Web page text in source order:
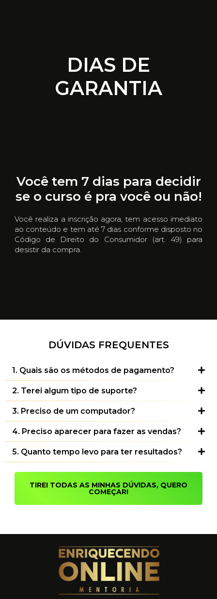
DIAS DE
GARANTIA
Você tem 7 dias para decidir
se o curso é pra você ou não!
Você realiza a inscrição agora, tem acesso imediato
ao conteúdo e tem até 7 dias conforme disposto no
Código de Direito do Consumidor (art. 49) para
desistir da compra.
DÚVIDAS FREQUENTES
1. Quais são os métodos de pagamento?
2. Terei algum tipo de suporte?
3. Preciso de um computador?
4. Preciso aparecer para fazer as vendas?
5. Quanto tempo levo para ter resultados?
TIREI TODAS AS MINHAS DÚVIDAS, QUERO
COMEÇAR!